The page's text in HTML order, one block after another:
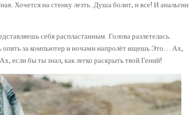
Хочется на стенку лезть. Душа болит, и все! И анальгин
себя распластанным. Голова разлетелась.
за компьютер и ночами напролёт ищешь Это… Ах,
если бы ты знал, как легко раскрыть твой Гений!